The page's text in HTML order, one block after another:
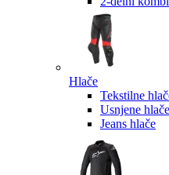
Hlače
Tekstilne
Usnjene hlače
Jeans hlače